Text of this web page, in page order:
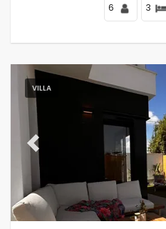
Populaire diensten
Voorwaarden
Opties
Afstanden
6 3
VILLA
Previous